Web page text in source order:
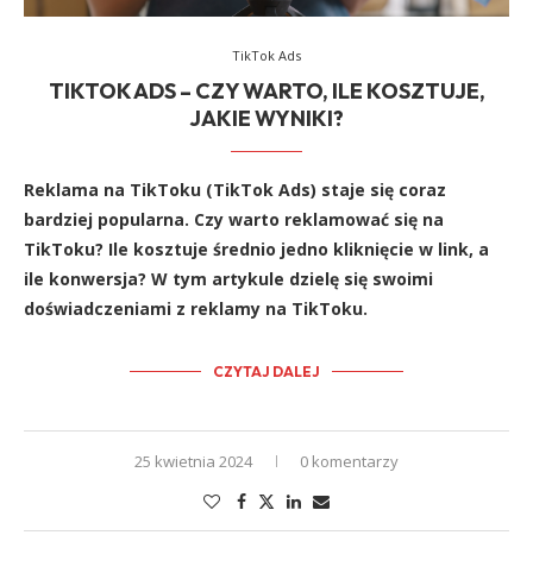
TikTok Ads
TIKTOK ADS – CZY WARTO, ILE KOSZTUJE,
JAKIE WYNIKI?
Reklama na TikToku (TikTok Ads) staje się coraz
bardziej popularna. Czy warto reklamować się na
TikToku? Ile kosztuje średnio jedno kliknięcie w link, a
ile konwersja? W tym artykule dzielę się swoimi
doświadczeniami z reklamy na TikToku.
CZYTAJ DALEJ
25 kwietnia 2024 0 komentarzy